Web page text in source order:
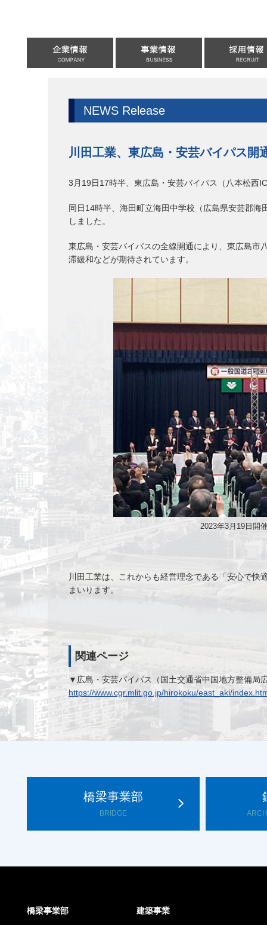
NEWS Release
川田工業、東広島・安芸バイパス開
3月19日17時半、東広島・安芸バイパス（八本松西
同日14時半、海田町立海田中学校（広島県安芸郡
しました。
東広島・安芸バイパスの全線開通により、東広島市
滞緩和などが期待されています。
2023年3月19日開
川田工業は、これからも経営理念である「安心で
まいります。
関連ページ
▼広島・安芸バイパス（国土交通省中国地方整備局
https://www.cgr.mlit.go.jp/hirokoku/east_aki/
橋梁事業部
BRIDGE
橋梁事業部 建築事業